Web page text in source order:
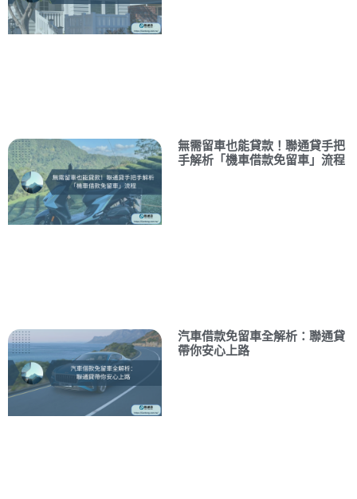
無需留車也能貸款！聯通貸手把
手解析「機車借款免留車」流程
汽車借款免留車全解析：聯通貸
帶你安心上路